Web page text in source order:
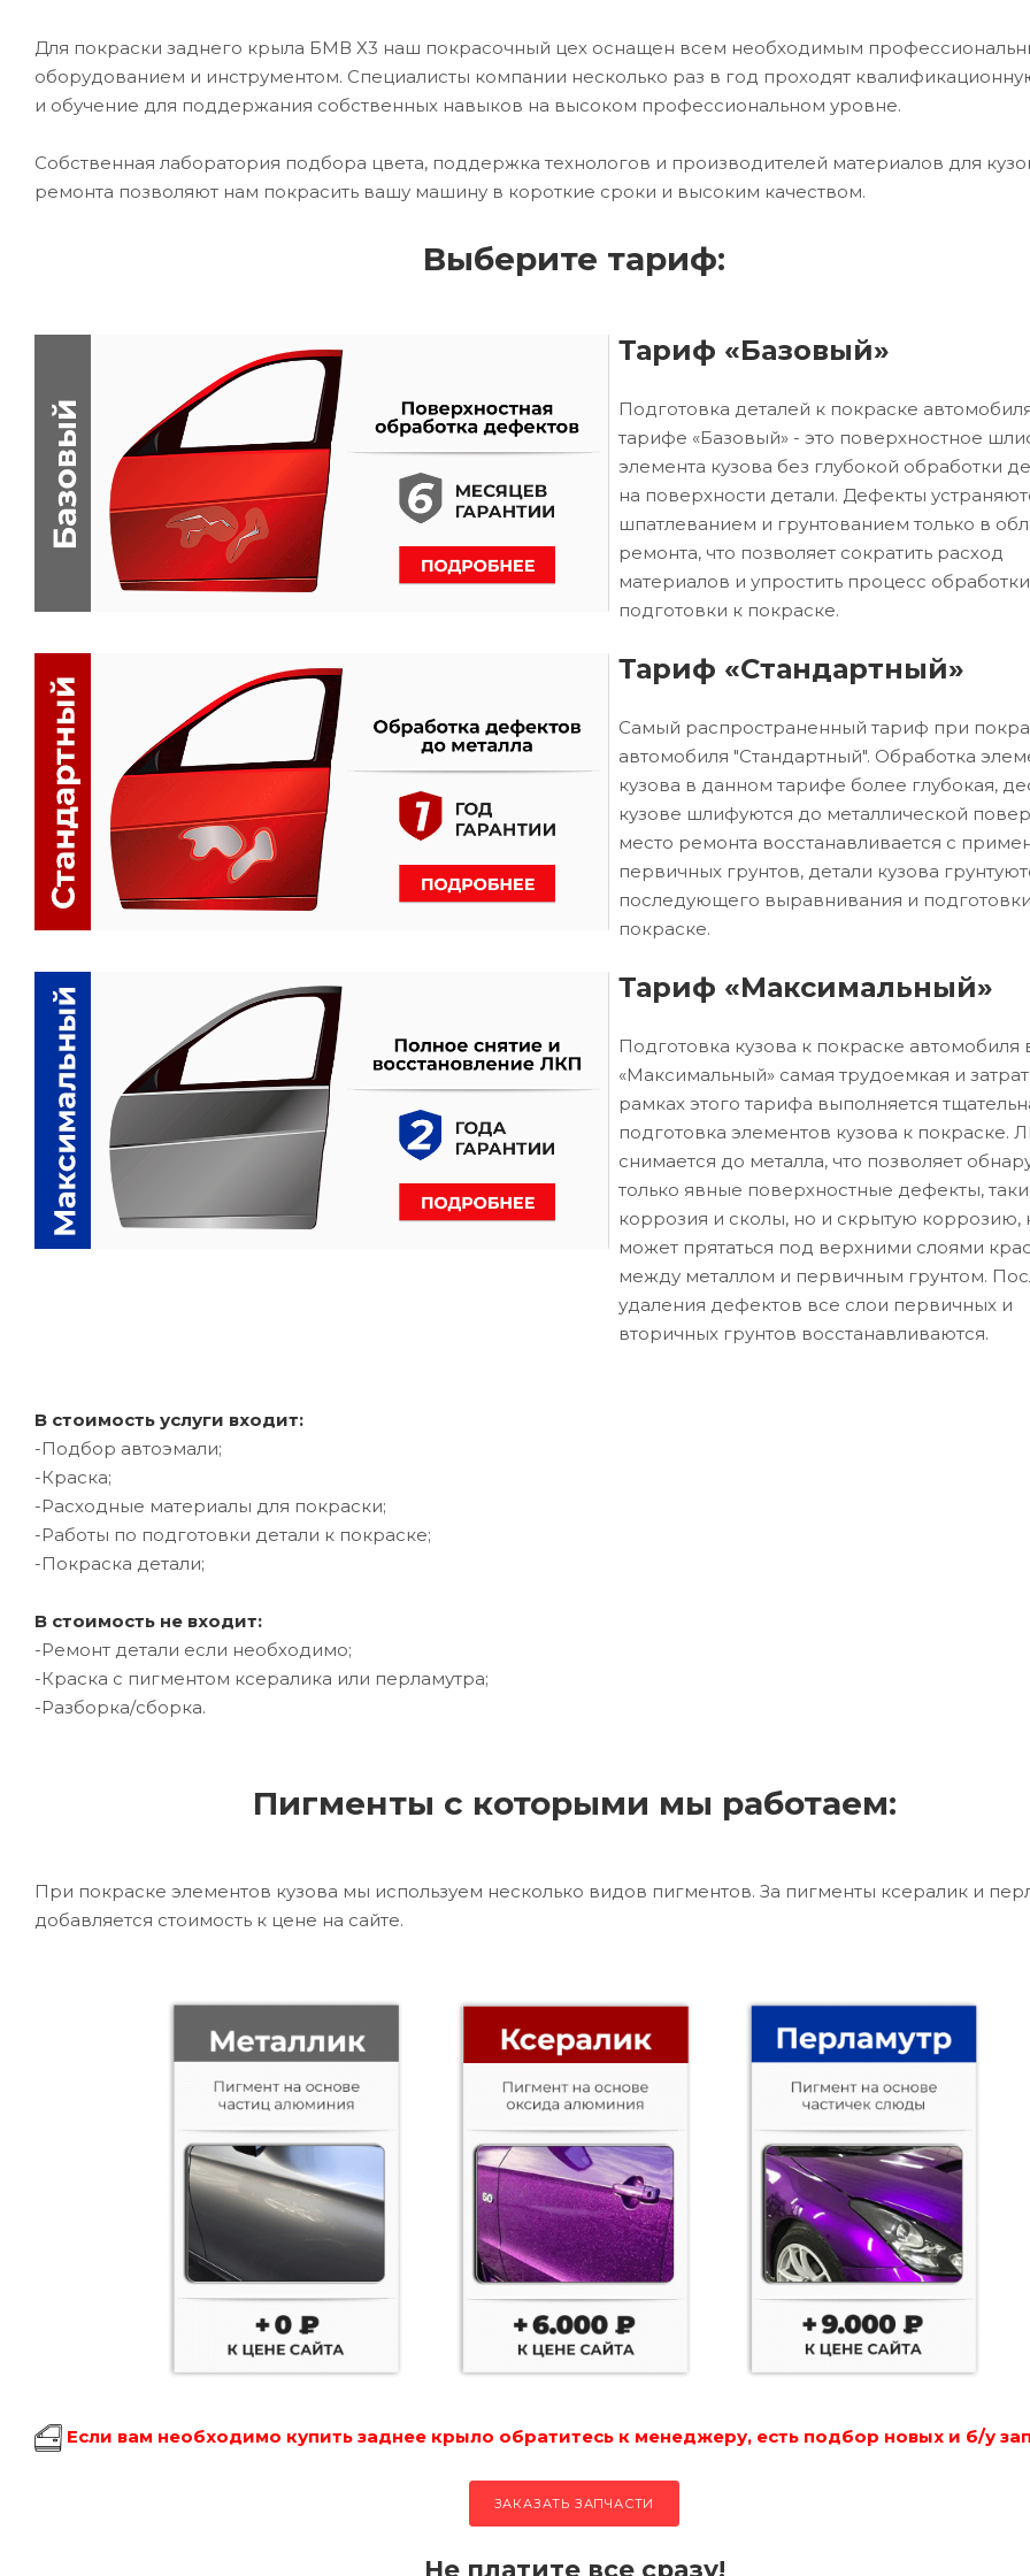
Для покраски заднего крыла БМВ Х3 наш покрасочный цех оснащен всем необходимым
оборудованием и инструментом. Специалисты компании несколько раз в год проходят
и обучение для поддержания собственных навыков на высоком профессиональном уровне.
Собственная лаборатория подбора цвета, поддержка технологов и производителей материалов для
ремонта позволяют нам покрасить вашу машину в короткие сроки и высоким качеством.
Выберите тариф:
Тариф «Базовый»
Подготовка деталей к покраске
тарифе «Базовый» - это поверхностное
элемента кузова без глубокой обработки
на поверхности детали. Дефекты
шпатлеванием и грунтованием только в
ремонта, что позволяет сократить расход
материалов и упростить процесс
подготовки к покраске.
Тариф «Стандартный»
Самый распространенный тариф при
автомобиля "Стандартный". Обработка
кузова в данном тарифе более глубокая,
кузове шлифуются до металлической
место ремонта восстанавливается с
первичных грунтов, детали кузова
последующего выравнивания и
покраске.
Тариф «Максимальный»
Подготовка кузова к покраске автомобиля
«Максимальный» самая трудоемкая и
рамках этого тарифа выполняется
подготовка элементов кузова к покраске.
снимается до металла, что позволяет
только явные поверхностные дефекты,
коррозия и сколы, но и скрытую коррозию,
может прятаться под верхними слоями
между металлом и первичным грунтом.
удаления дефектов все слои первичных и
вторичных грунтов восстанавливаются.
В стоимость услуги входит:
-Подбор автоэмали;
-Краска;
-Расходные материалы для покраски;
-Работы по подготовки детали к покраске;
-Покраска детали;
В стоимость не входит:
-Ремонт детали если необходимо;
-Краска с пигментом ксералика или перламутра;
-Разборка/сборка.
Пигменты с которыми мы работаем:
При покраске элементов кузова мы используем несколько видов пигментов. За пигменты ксералик и
добавляется стоимость к цене на сайте.
Если вам необходимо купить заднее крыло обратитесь к менеджеру, есть подбор новых и б/у
ЗАКАЗАТЬ ЗАПЧАСТИ
Не платите все сразу!